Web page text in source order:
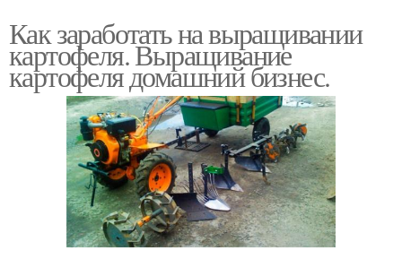
Как заработать на выращивании
картофеля. Выращивание
картофеля домашний бизнес.